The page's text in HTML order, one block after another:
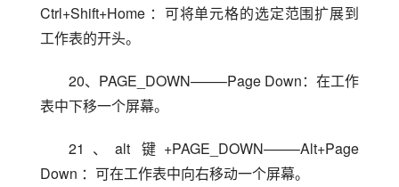
Ctrl+Shift+Home ：可将单元格的选定范围扩展到
工作表的开头。
20、PAGE_DOWN——–Page Down：在工作
表中下移一个屏幕。
21、alt 键+PAGE_DOWN——–Alt+Page
Down ：可在工作表中向右移动一个屏幕。